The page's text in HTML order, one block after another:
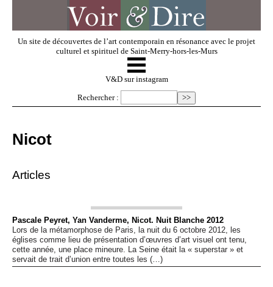
Un site de découvertes de l’art contemporain en résonance avec le projet
culturel et spirituel de Saint-Merry-hors-les-Murs
V & D
Dossiers
☰
V&D sur instagram
Rechercher :
Nicot
Articles
Pascale Peyret, Yan Vanderme, Nicot. Nuit Blanche 2012
Lors de la métamorphose de Paris, la nuit du 6 octobre 2012, les
églises comme lieu de présentation d’œuvres d’art visuel ont tenu,
cette année, une place mineure. La Seine était la « superstar » et
servait de trait d’union entre toutes les (…)